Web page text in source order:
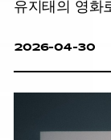
유지태의 영화
2026-04-30